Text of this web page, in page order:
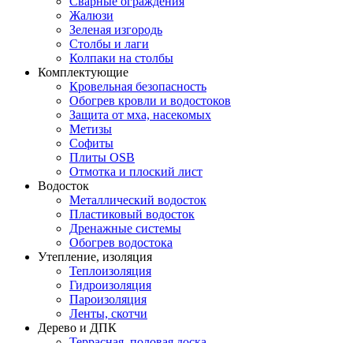
Жалюзи
Зеленая изгородь
Столбы и лаги
Колпаки на столбы
Комплектующие
Кровельная безопасность
Обогрев кровли и водостоков
Защита от мха, насекомых
Метизы
Софиты
Плиты OSB
Отмотка и плоский лист
Водосток
Металлический водосток
Пластиковый водосток
Дренажные системы
Обогрев водостока
Утепление, изоляция
Теплоизоляция
Гидроизоляция
Пароизоляция
Ленты, скотчи
Дерево и ДПК